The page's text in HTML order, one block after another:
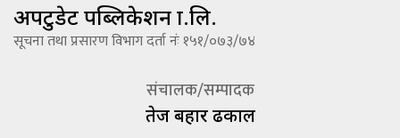
अपटुडेट पब्लिकेशन प्रा.लि.
सूचना तथा प्रसारण विभाग दर्ता नंः १५१/०७३/७४
संचालक/सम्पादक
तेज बहादूर ढकाल